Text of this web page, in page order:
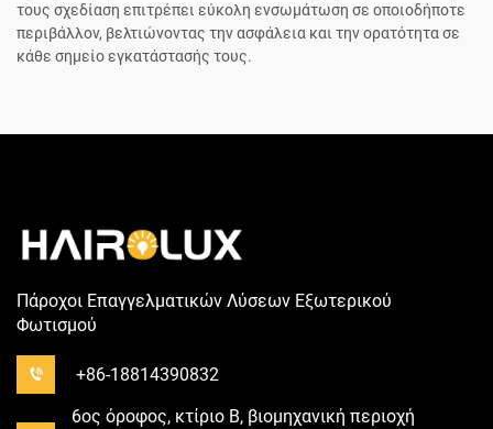
τους σχεδίαση επιτρέπει εύκολη ενσωμάτωση σε οποιοδήποτε
περιβάλλον, βελτιώνοντας την ασφάλεια και την ορατότητα σε
κάθε σημείο εγκατάστασής τους.
Πάροχοι Επαγγελματικών Λύσεων Εξωτερικού
Φωτισμού
+86-18814390832
6ος όροφος, κτίριο B, βιομηχανική περιοχή